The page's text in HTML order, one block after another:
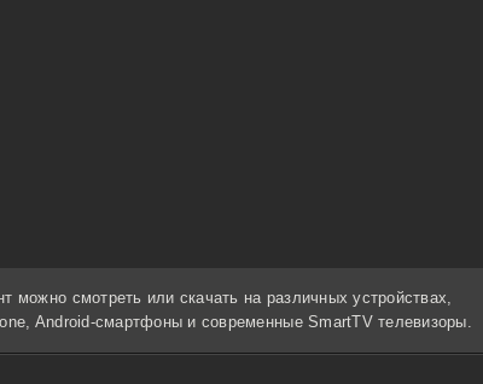
можно смотреть или скачать на различных устройствах,
Android-смартфоны и современные SmartTV телевизоры.